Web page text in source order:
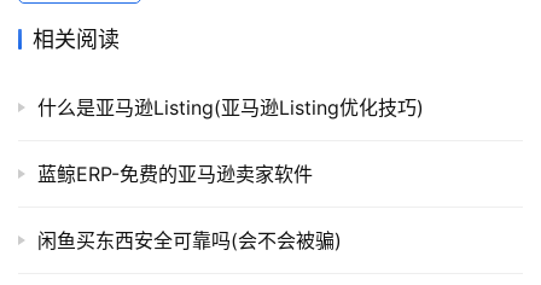
相关阅读
什么是亚马逊Listing(亚马逊Listing优化技巧)
蓝鲸ERP-免费的亚马逊卖家软件
闲鱼买东西安全可靠吗(会不会被骗)